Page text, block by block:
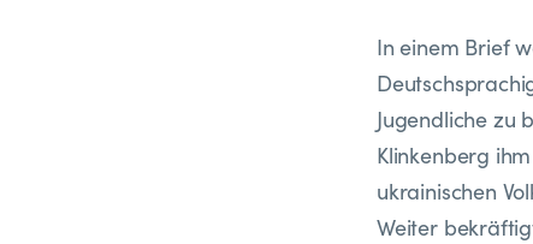
In einem Brief
Jugendliche zu
Klinkenberg
ukrainischen
Weiter